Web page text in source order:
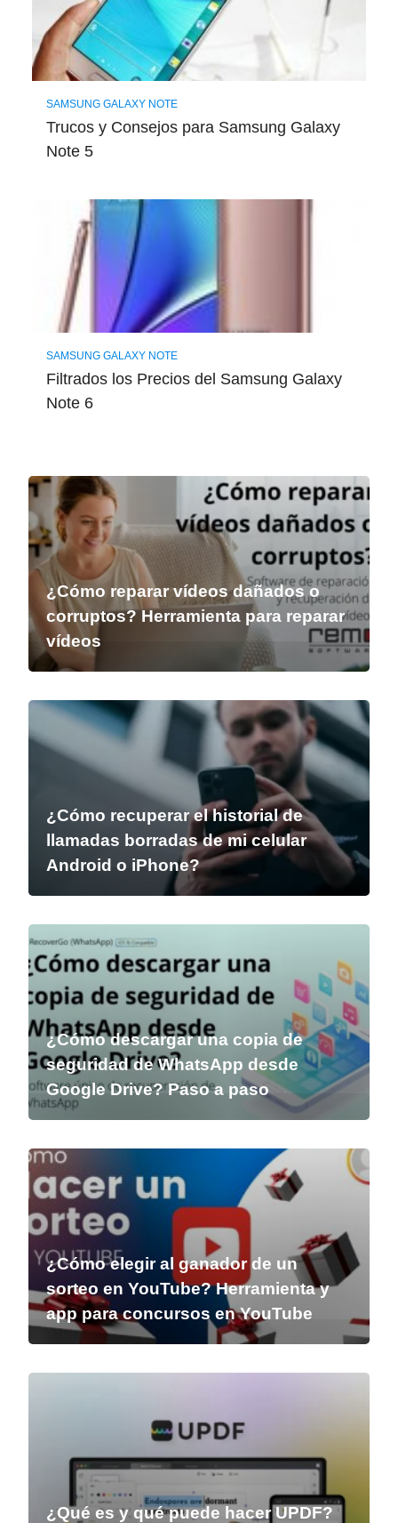
SAMSUNG GALAXY NOTE
Trucos y Consejos para Samsung Galaxy
Note 5
SAMSUNG GALAXY NOTE
Filtrados los Precios del Samsung Galaxy
Note 6
¿Cómo reparar vídeos dañados o
corruptos? Herramienta para reparar
vídeos
¿Cómo recuperar el historial de
llamadas borradas de mi celular
Android o iPhone?
¿Cómo descargar una copia de
seguridad de WhatsApp desde
Google Drive? Paso a paso
¿Cómo elegir al ganador de un
sorteo en YouTube? Herramienta y
app para concursos en YouTube
¿Qué es y qué puede hacer UPDF?